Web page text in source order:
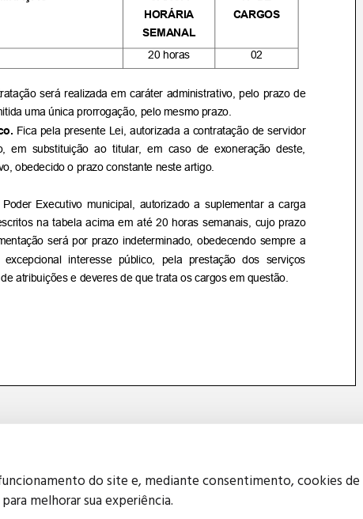
Política de Privacidade
do site e, mediante consentimento, cookies de
melhorar sua experiência.